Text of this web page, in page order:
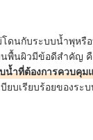
ดนกับระบบน้ำพุหรื
พื้นผิวมีข้อดีสำคัญ
น้ำที่ต้องการควบคุม
ยบเรียบร้อยของร